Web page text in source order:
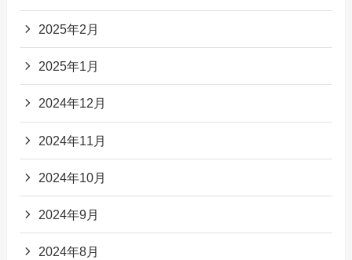
2025年2月
2025年1月
2024年12月
2024年11月
2024年10月
2024年9月
2024年8月